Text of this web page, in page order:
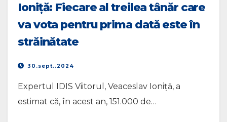
Ioniță: Fiecare al treilea tânăr care
va vota pentru prima dată este în
străinătate
30.sept..2024
Expertul IDIS Viitorul, Veaceslav Ioniță, a
estimat că, în acest an, 151.000 de…